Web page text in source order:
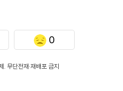
0
무단전재·재배포 금지